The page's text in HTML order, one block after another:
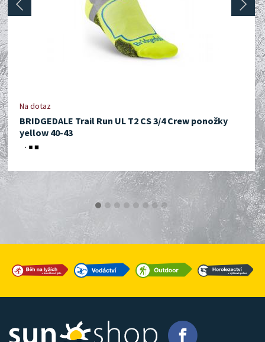
Na dotaz
BRIDGEDALE Trail Run UL T2 CS 3/4 Crew ponožky
yellow 40-43
prev next